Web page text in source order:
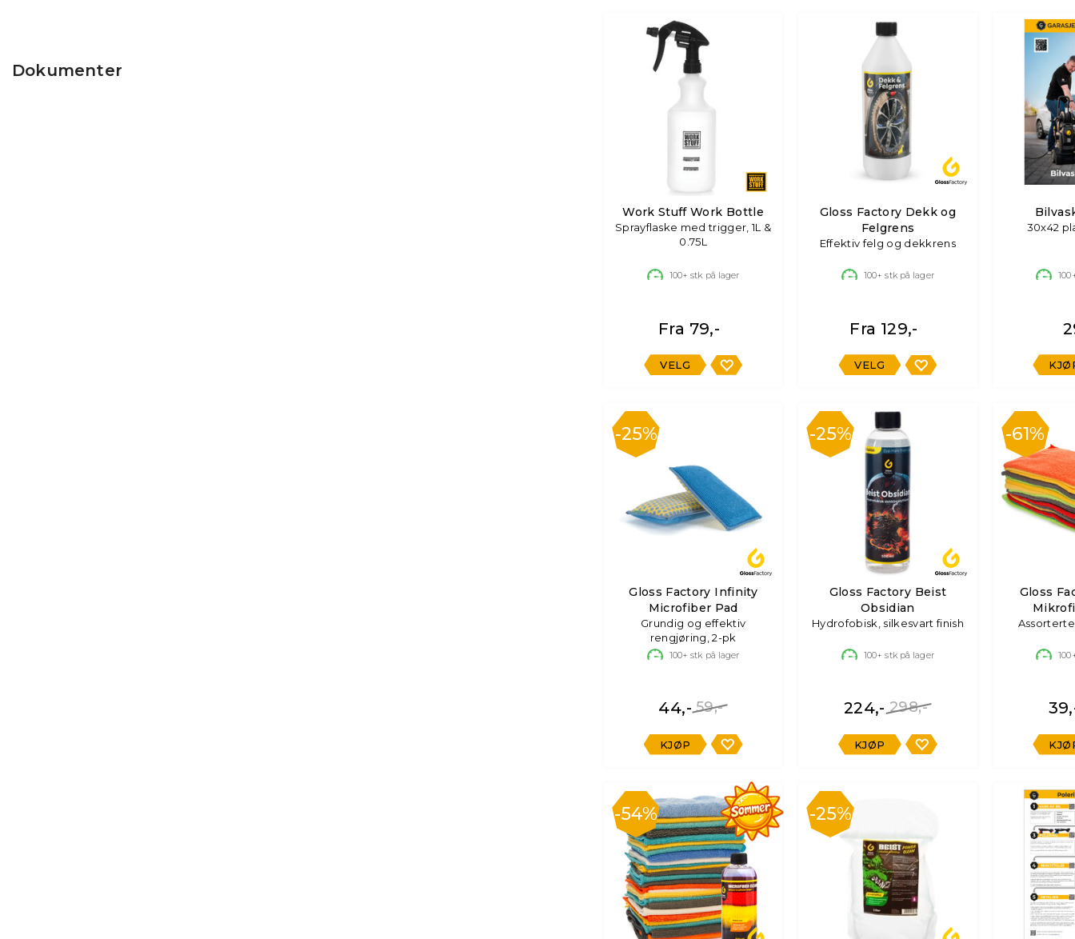
Work Stuff Work Bottle
Sprayflaske med trigger, 1L &
0.75L
100+ stk på lager
Fra 79,-
VELG
Gloss Factory Dekk og
Felgrens
Effektiv felg og dekkrens
100+ stk på lager
Fra 129,-
VELG
30x42
25%
Gloss Factory Infinity
Microfiber Pad
Grundig og effektiv
rengjøring, 2-pk
100+ stk på lager
59,-
44,-
KJØP
25%
Gloss Factory Beist
Obsidian
Hydrofobisk, silkesvart finish
100+ stk på lager
298,-
224,-
KJØP
61%
Gloss
54% 25%
Dokumenter